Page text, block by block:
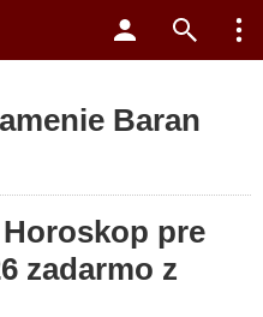
Baran
pre
zadarmo z